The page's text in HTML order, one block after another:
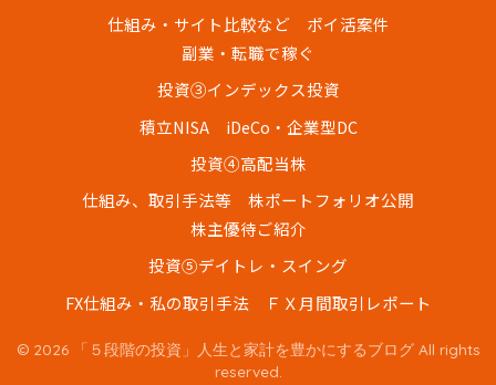
仕組み・サイト比較など
ポイ活案件
副業・転職で稼ぐ
投資③インデックス投資
積立NISA
iDeCo・企業型DC
投資④高配当株
仕組み、取引手法等
株ポートフォリオ公開
株主優待ご紹介
投資⑤デイトレ・スイング
FX仕組み・私の取引手法
ＦＸ月間取引レポート
© 2026 「５段階の投資」人生と家計を豊かにするブログ All rights
reserved.